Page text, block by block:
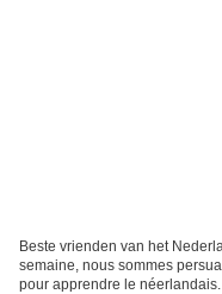
Beste vrienden van het
semaine, nous sommes
pour apprendre le